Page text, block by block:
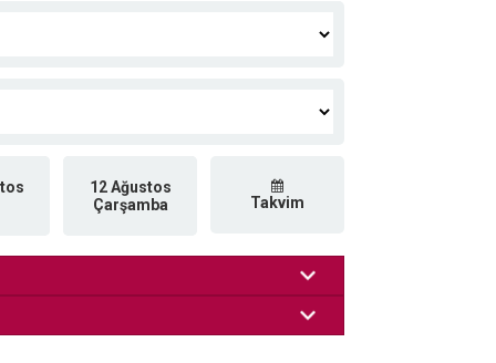
12 Ağustos
Çarşamba
Takvim